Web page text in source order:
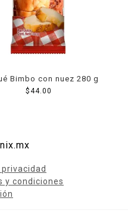
Bimbo con nuez 280 g
$44.00
y condiciones